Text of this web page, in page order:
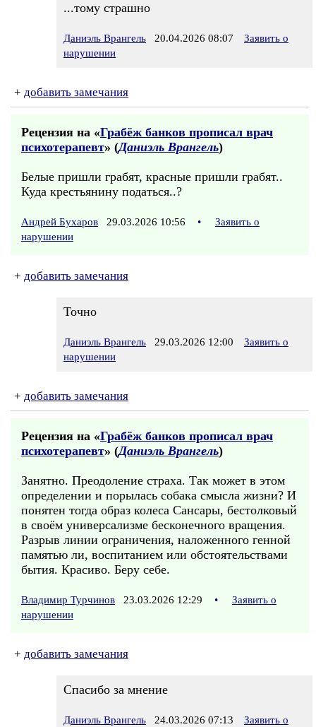
...тому страшно
Даниэль Врангель 20.04.2026 08:07
Заявить о
нарушении
+ добавить замечания
Рецензия на «Грабёж банков прописал врач
психотерапевт» (Даниэль Врангель)
Белые пришли грабят, красные пришли грабят..
Куда крестьянину податься..?
Андрей Бухаров 29.03.2026 10:56 •
Заявить о
нарушении
+ добавить замечания
Точно
Даниэль Врангель 29.03.2026 12:00
Заявить о
нарушении
+ добавить замечания
Рецензия на «Грабёж банков прописал врач
психотерапевт» (Даниэль Врангель)
Занятно. Преодоление страха. Так может в этом
определении и порылась собака смысла жизни? И
понятен тогда образ колеса Сансары, бестолковый
в своём универсализме бесконечного вращения.
Разрыв линии ограничения, наложенного генной
памятью ли, воспитанием или обстоятельствами
бытия. Красиво. Беру себе.
Владимир Турчинов 23.03.2026 12:29 •
Заявить о
нарушении
+ добавить замечания
Спасибо за мнение
Даниэль Врангель 24.03.2026 07:13
Заявить о